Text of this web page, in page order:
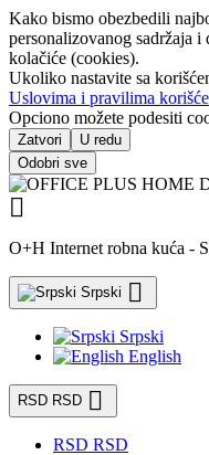
Kako bismo obezbedili
personalizovanog sadržaja
kolačiće (cookies).
Ukoliko nastavite sa
Uslovima i pravilima
Opciono možete podesiti
Zatvori
U redu
Odobri sve

O+H Internet robna kuća -
Srpski 
Srpski
English
RSD RSD 
RSD RSD